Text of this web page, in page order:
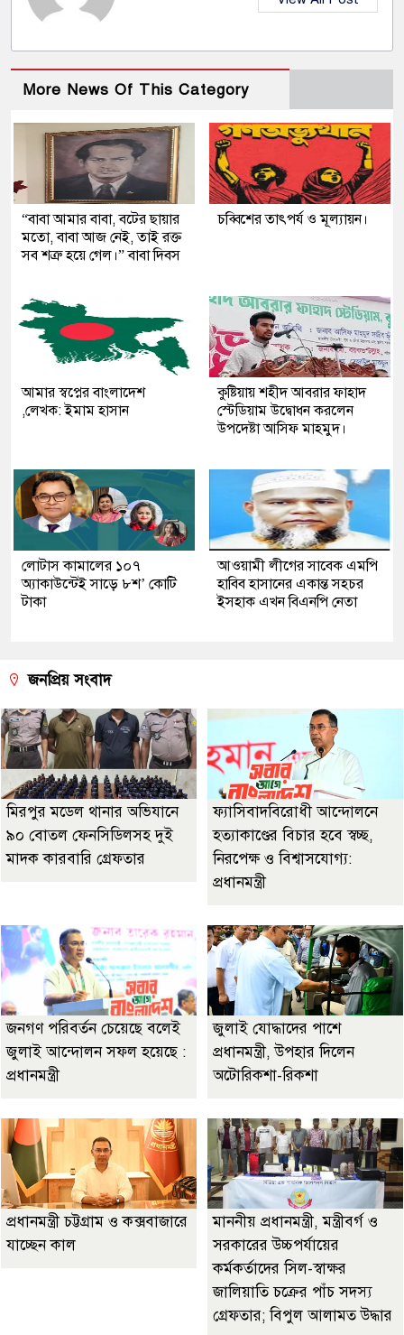
More News Of This Category
“বাবা আমার বাবা, বটের ছায়ার
মতো, বাবা আজ নেই, তাই রক্ত
সব শত্রু হয়ে গেল।” বাবা দিবস
চব্বিশের তাৎপর্য ও মূল্যায়ন।
আমার স্বপ্নের বাংলাদেশ
,লেখক: ইমাম হাসান
কুষ্টিয়ায় শহীদ আবরার ফাহাদ
স্টেডিয়াম উদ্বোধন করলেন
উপদেষ্টা আসিফ মাহমুদ।
লোটাস কামালের ১০৭
অ্যাকাউন্টেই সাড়ে ৮শ’ কোটি
টাকা
আওয়ামী লীগের সাবেক এমপি
হাবিব হাসানের একান্ত সহচর
ইসহাক এখন বিএনপি নেতা
জনপ্রিয় সংবাদ
মিরপুর মডেল থানার অভিযানে
৯০ বোতল ফেনসিডিলসহ দুই
মাদক কারবারি গ্রেফতার
ফ্যাসিবাদবিরোধী আন্দোলনে
হত্যাকাণ্ডের বিচার হবে স্বচ্ছ,
নিরপেক্ষ ও বিশ্বাসযোগ্য:
প্রধানমন্ত্রী
জনগণ পরিবর্তন চেয়েছে বলেই
জুলাই আন্দোলন সফল হয়েছে :
প্রধানমন্ত্রী
জুলাই যোদ্ধাদের পাশে
প্রধানমন্ত্রী, উপহার দিলেন
অটোরিকশা-রিকশা
প্রধানমন্ত্রী চট্টগ্রাম ও কক্সবাজারে
যাচ্ছেন কাল
মাননীয় প্রধানমন্ত্রী, মন্ত্রীবর্গ ও
সরকারের উচ্চপর্যায়ের
কর্মকর্তাদের সিল-স্বাক্ষর
জালিয়াতি চক্রের পাঁচ সদস্য
গ্রেফতার; বিপুল আলামত উদ্ধার